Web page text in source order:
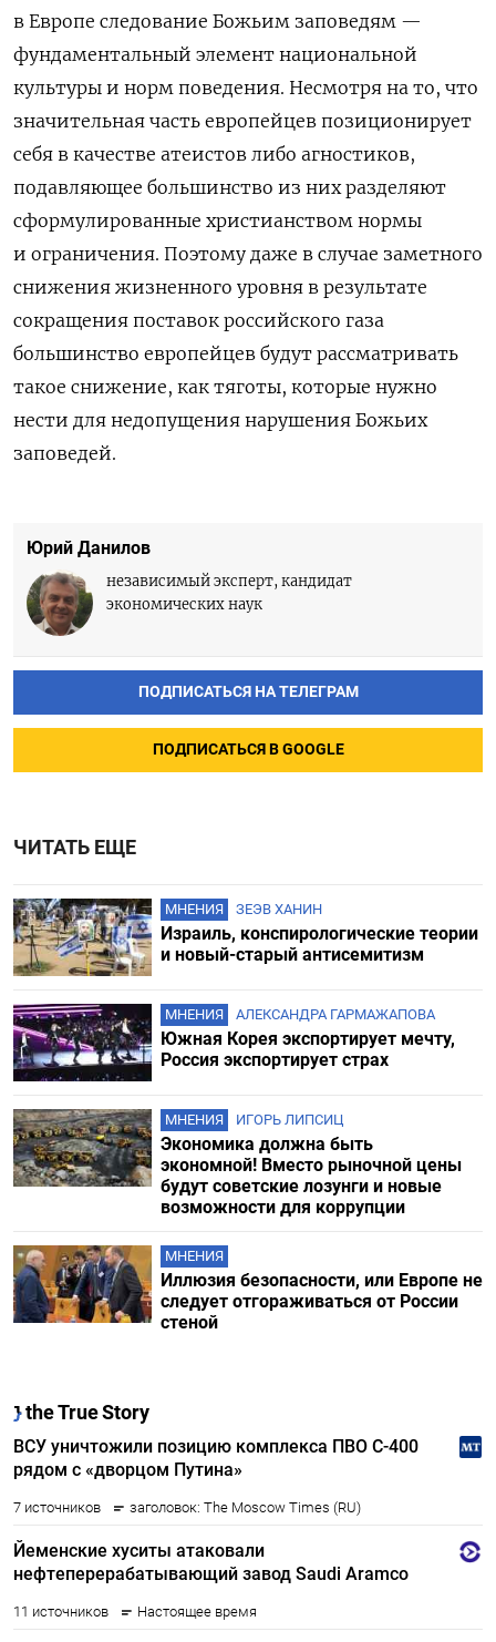
в Европе следование Божьим заповедям —
фундаментальный элемент национальной
культуры и норм поведения. Несмотря на то, что
значительная часть европейцев позиционирует
себя в качестве атеистов либо агностиков,
подавляющее большинство из них разделяют
сформулированные христианством нормы
и ограничения. Поэтому даже в случае заметного
снижения жизненного уровня в результате
сокращения поставок российского газа
большинство европейцев будут рассматривать
такое снижение, как тяготы, которые нужно
нести для недопущения нарушения Божьих
заповедей.
Юрий Данилов
независимый эксперт, кандидат
экономических наук
ПОДПИСАТЬСЯ НА ТЕЛЕГРАМ
ПОДПИСАТЬСЯ В GOOGLE
ЧИТАТЬ ЕЩЕ
МНЕНИЯ ЗЕЭВ ХАНИН
Израиль, конспирологические теории
и новый-старый антисемитизм
МНЕНИЯ АЛЕКСАНДРА ГАРМАЖАПОВА
Южная Корея экспортирует мечту,
Россия экспортирует страх
МНЕНИЯ ИГОРЬ ЛИПСИЦ
Экономика должна быть
экономной! Вместо рыночной цены
будут советские лозунги и новые
возможности для коррупции
МНЕНИЯ
Иллюзия безопасности, или Европе не
следует отгораживаться от России
стеной